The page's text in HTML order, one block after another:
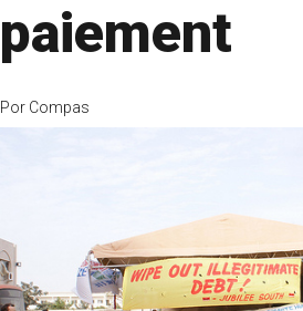
paiement
Por Compas